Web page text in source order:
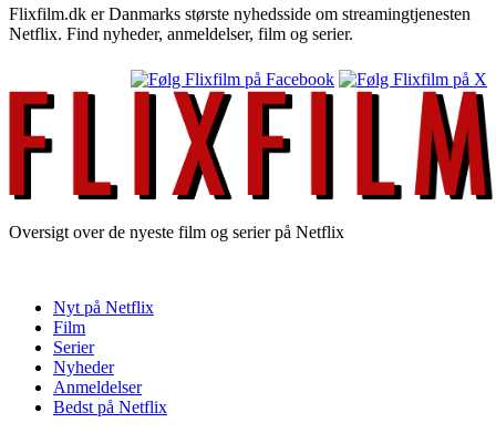
Flixfilm.dk er Danmarks største nyhedsside om streamingtjenesten
Netflix. Find nyheder, anmeldelser, film og serier.
Oversigt over de nyeste film og serier på Netflix
Nyt på Netflix
Film
Serier
Nyheder
Anmeldelser
Bedst på Netflix